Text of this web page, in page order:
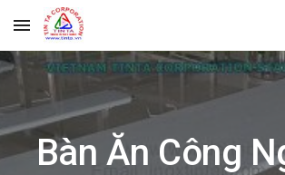
Skip to main content
Bàn Ăn Công